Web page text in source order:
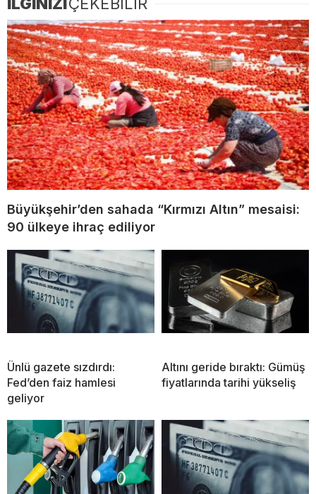
İLGİNİZİÇEKEBİLİR
Büyükşehir’den sahada “Kırmızı Altın” mesaisi:
90 ülkeye ihraç ediliyor
Ünlü gazete sızdırdı:
Fed’den faiz hamlesi
geliyor
Altını geride bıraktı: Gümüş
fiyatlarında tarihi yükseliş